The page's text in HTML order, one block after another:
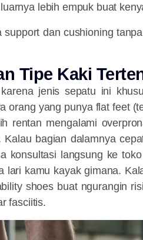
lebih empuk buat
dan cushioning
Tipe Kaki
jenis sepatu ini
orang yang punya flat feet
rentan mengalami
bagian dalamnya
konsultasi langsung ke
kamu kayak gimana.
shoes buat ngurangin
fasciitis.